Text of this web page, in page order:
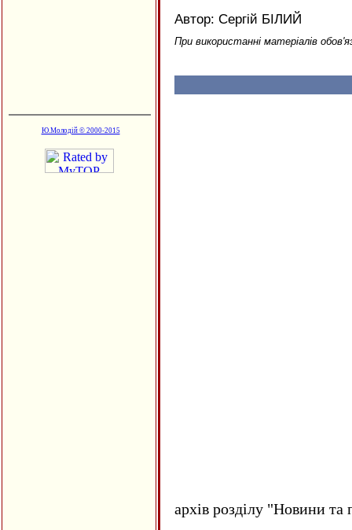
Ю.Молодій © 2000-2015
Автор: Сергій БІЛИЙ
При використанні матеріалів
архів розділу "Новини та